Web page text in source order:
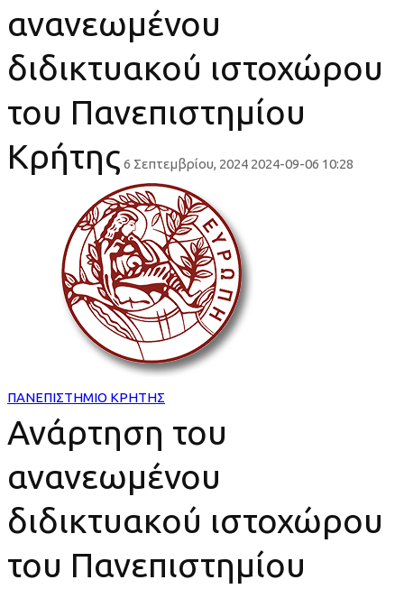
ανανεωμένου
διδικτυακού ιστοχώρου
του Πανεπιστημίου
Κρήτης 6 Σεπτεμβρίου, 2024 2024-09-06 10:28
Ανάρτηση
ανανεωμένου
διδικτυακού
ιστοχώρου
του
Πανεπιστημίου
Κρήτης
ΠΑΝΕΠΙΣΤΗΜΙΟ ΚΡΗΤΗΣ
Ανάρτηση του
ανανεωμένου
διδικτυακού ιστοχώρου
του Πανεπιστημίου